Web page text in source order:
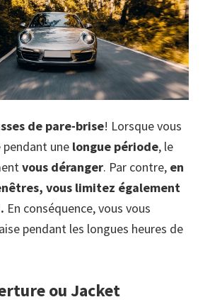
de pare-brise! Lorsque vous
une longue période, le
vous déranger. Par contre, en
vous limitez également
En conséquence, vous vous
pendant les longues heures de
ou Jacket